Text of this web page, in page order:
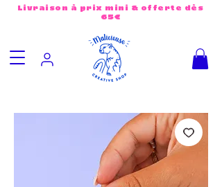
Livraison à prix mini & offerte dès
65€